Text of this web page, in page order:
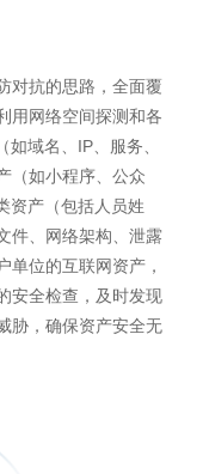
对抗的思路，全面覆
用网络空间探测和各
域名、IP、服务、
（如小程序、公众
资产（包括人员姓
件、网络架构、泄露
单位的互联网资产，
安全检查，及时发现
胁，确保资产安全无